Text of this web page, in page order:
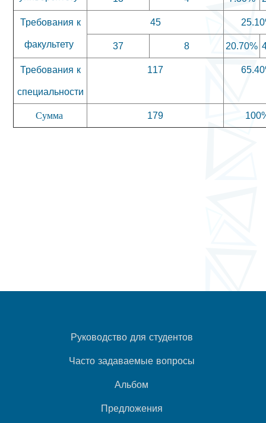
Требования к
факультету
45
37
8 20.70%
Требования к
специальности
117
Сумма 179
Руководство для студентов
Часто задаваемые вопросы
Альбом
Предложения